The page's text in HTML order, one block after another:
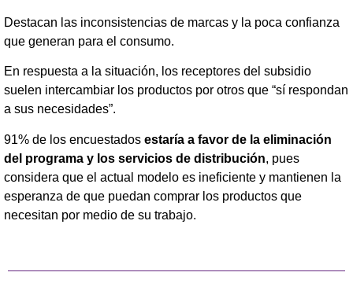
Destacan las inconsistencias de marcas y la poca confianza
que generan para el consumo.
En respuesta a la situación, los receptores del subsidio
suelen intercambiar los productos por otros que “sí respondan
a sus necesidades”.
91% de los encuestados estaría a favor de la eliminación
del programa y los servicios de distribución, pues
considera que el actual modelo es ineficiente y mantienen la
esperanza de que puedan comprar los productos que
necesitan por medio de su trabajo.